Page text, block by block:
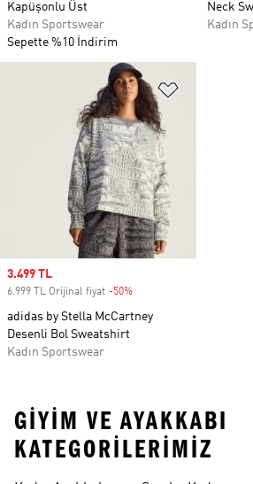
Kapüşonlu Üst
Kadın Sportswear
Sepette %10 İndirim
Neck
Kadın
Sale price
3.499 TL
6.999 TL Orijinal fiyat -50%
adidas by Stella McCartney
Desenli Bol Sweatshirt
Kadın Sportswear
GIYIM VE AYAKKABI
KATEGORILERIMIZ